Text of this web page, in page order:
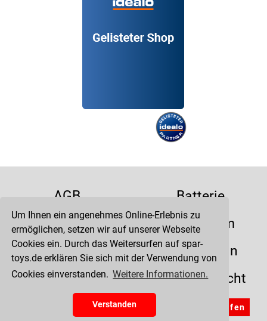
Um Ihnen ein angenehmes Online-Erlebnis zu
ermöglichen, setzen wir auf unserer Webseite
Cookies ein. Durch das Weitersurfen auf spar-
toys.de erklären Sie sich mit der Verwendung von
Cookies einverstanden. Weitere Informationen.
Verstanden
AGB
Batterie
Datenschutz
Impressum
Kontakt
Liefertermin
Versandkosten
Widerrufsrecht